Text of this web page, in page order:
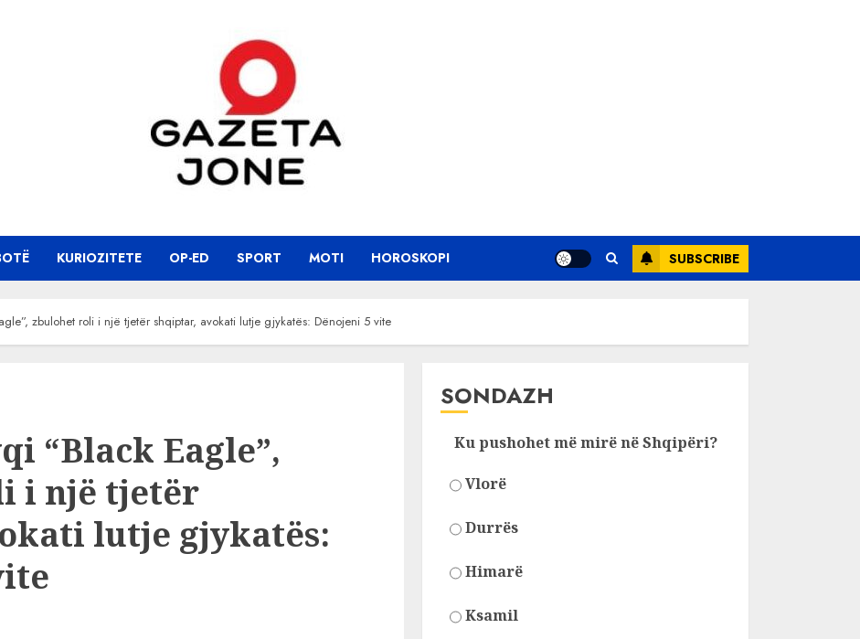
KURIOZITETE OP-ED SPORT MOTI HOROSKOPI SUBSCRIBE
zbulohet roli i një tjetër shqiptar, avokati lutje gjykatës: Dënojeni 5 vite
“Black Eagle”,
i një tjetër
lutje gjykatës:
SONDAZH
Ku pushohet më mirë në Shqipëri?
Vlorë
Durrës
Himarë
Ksamil